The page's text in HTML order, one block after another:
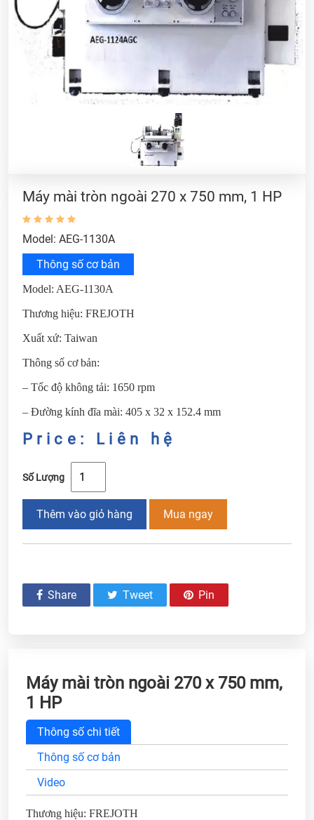
Máy mài tròn ngoài 270 x 750 mm, 1 HP
Model: AEG-1130A
Thông số cơ bản
Model: AEG-1130A
Thương hiệu: FREJOTH
Xuất xứ: Taiwan
Thông số cơ bản:
– Tốc độ không tải: 1650 rpm
– Đường kính đĩa mài: 405 x 32 x 152.4 mm
Price: Liên hệ
Số Lượng
Thêm vào giỏ hàng Mua ngay
Share Tweet Pin
Máy mài tròn ngoài 270 x 750 mm,
1 HP
Thông số chi tiết
Thông số cơ bản
Video
Thương hiệu: FREJOTH